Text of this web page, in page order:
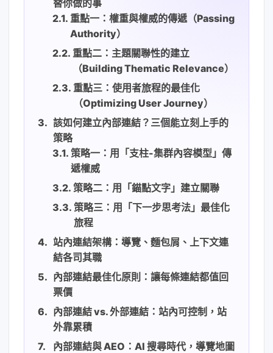
替你做的事
重點一：權重與權威的傳遞（Passing
Authority）
重點二：主題關聯性的建立
（Building Thematic Relevance）
重點三：使用者旅程的最佳化
（Optimizing User Journey）
該如何建立內部連結？三個能立刻上手的
策略
策略一：用「支柱-集群內容模型」傳
遞權威
策略二：用「錨點文字」建立關聯
策略三：用「下一步思考法」最佳化
旅程
站內連結架構：導覽、麵包屑、上下文連
結各司其職
內部連結最佳化原則：讓每條連結都值回
票價
內部連結 vs. 外部連結：站內可控制，站
外靠累積
內部連結與 AEO：AI 搜尋時代，導覽地圖